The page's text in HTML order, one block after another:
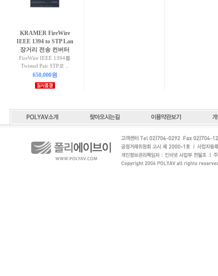
KRAMER FireWire
IEEE 1394 to STP Lan
장거리 전송 컨버터
FireWire IEEE 1394를
Twisted Pair STP로 ..
650,000원